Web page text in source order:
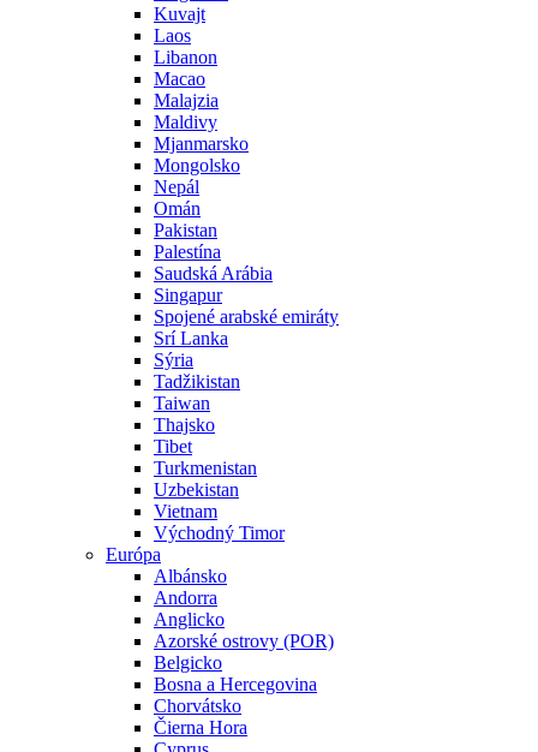
Kuvajt
Laos
Libanon
Macao
Malajzia
Maldivy
Mjanmarsko
Mongolsko
Nepál
Omán
Pakistan
Palestína
Saudská Arábia
Singapur
Spojené arabské emiráty
Srí Lanka
Sýria
Tadžikistan
Taiwan
Thajsko
Tibet
Turkmenistan
Uzbekistan
Vietnam
Východný Timor
Európa
Albánsko
Andorra
Anglicko
Azorské ostrovy (POR)
Belgicko
Bosna a Hercegovina
Chorvátsko
Čierna Hora